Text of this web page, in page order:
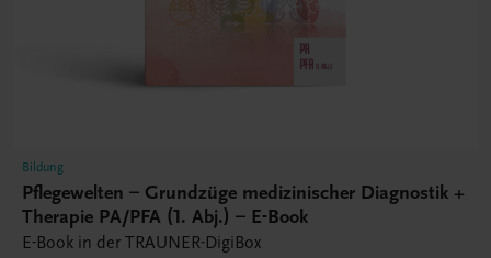
Bildung
Pflegewelten – Grundzüge medizinischer Diagnostik +
Therapie PA/PFA (1. Abj.) – E-Book
E-Book in der TRAUNER-DigiBox